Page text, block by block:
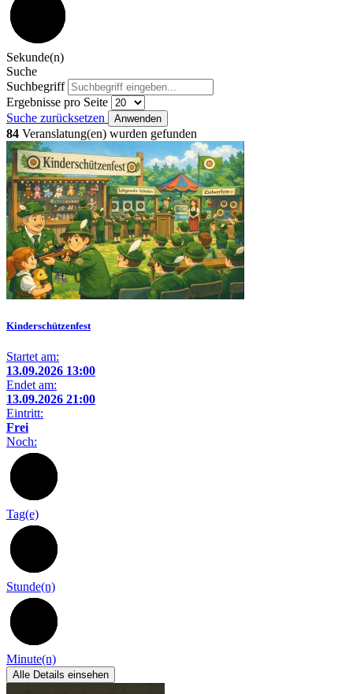
Sekunde(n)
Suche
Suchbegriff
Ergebnisse pro Seite
Suche zurücksetzen
Anwenden
84 Veranslatung(en) wurden gefunden
Kinderschützenfest
Startet am:
13.09.2026 13:00
Endet am:
13.09.2026 21:00
Eintritt:
Frei
Noch:
Tag(e)
Stunde(n)
Minute(n)
Alle Details einsehen